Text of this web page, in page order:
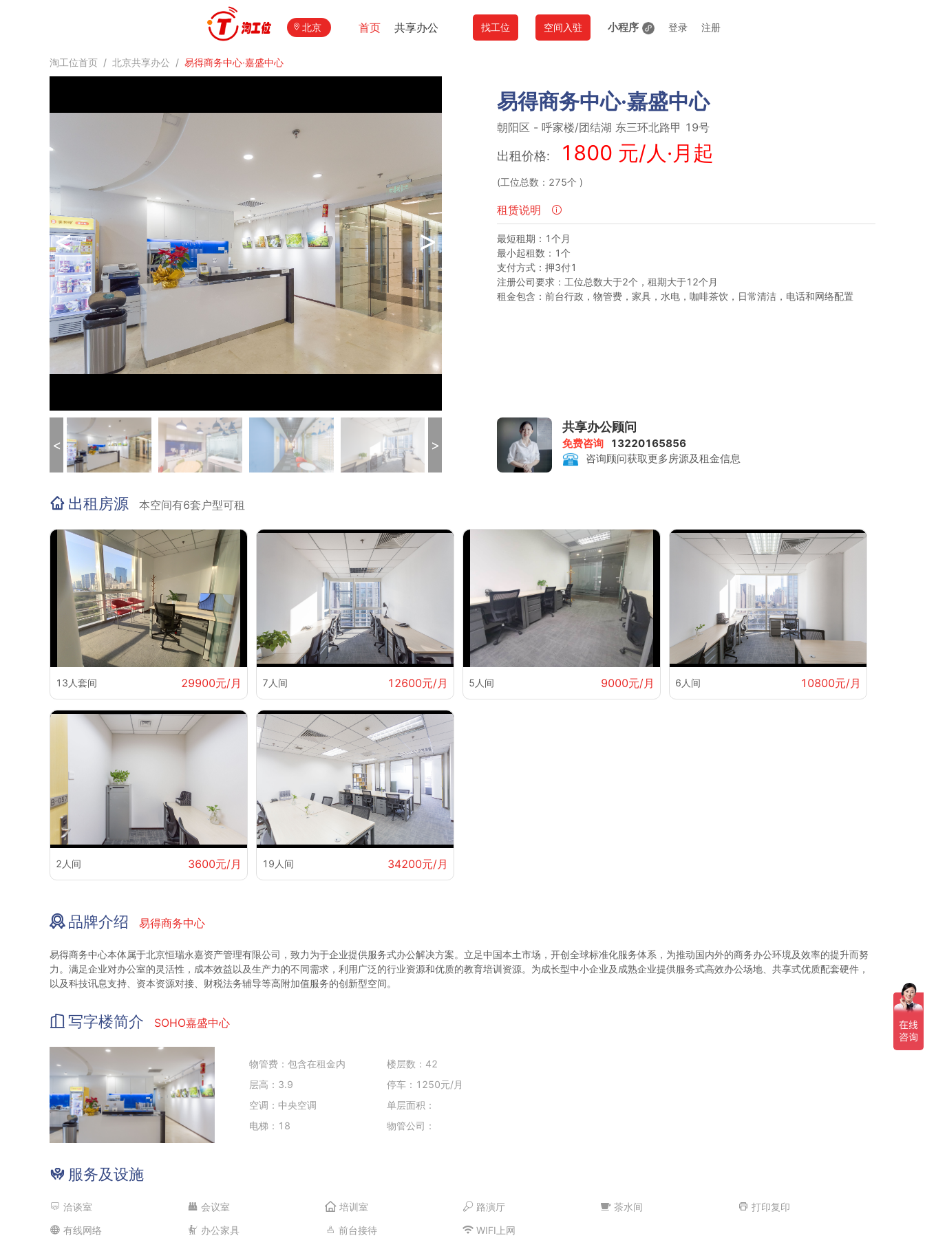
北京 首页 共享办公 找工位 空间入驻 小程序 登录 注册
淘工位首页 / 北京共享办公 / 易得商务中心·嘉盛中心
< >
< >
易得商务中心·嘉盛中心
朝阳区 - 呼家楼/团结湖 东三环北路甲 19号
出租价格: 1800 元/人·月起
(工位总数：275个 )
租赁说明
最短租期：1个月
最小起租数：1个
支付方式：押3付1
注册公司要求：工位总数大于2个，租期大于12个月
租金包含：前台行政，物管费，家具，水电，咖啡茶饮，日常清洁，电话和网络配置
共享办公顾问
免费咨询
13220165856
咨询顾问获取更多房源及租金信息
出租房源 本空间有6套户型可租
13人套间 29900元/月 7人间 12600元/月 5人间 9000元/月 6人间 10800元/月
2人间 3600元/月 19人间 34200元/月
品牌介绍 易得商务中心
易得商务中心本体属于北京恒瑞永嘉资产管理有限公司，致力为于企业提供服务式办公解决方案。立足中国本土市场，开创全球标准化服务体系，为推动国内外的商务办公环境及效率的提升而努
力。满足企业对办公室的灵活性，成本效益以及生产力的不同需求，利用广泛的行业资源和优质的教育培训资源。为成长型中小企业及成熟企业提供服务式高效办公场地、共享式优质配套硬件，
以及科技讯息支持、资本资源对接、财税法务辅导等高附加值服务的创新型空间。
写字楼简介 SOHO嘉盛中心
物管费：包含在租金内
层高：3.9
空调：中央空调
电梯：18
楼层数：42
停车：1250元/月
单层面积：
物管公司：
服务及设施
洽谈室 会议室 培训室 路演厅 茶水间
打印复印
有线网络
办公家具 前台接待 WIFI上网